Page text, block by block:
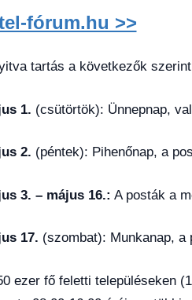
fórum.hu >>
tartás a következők
1. (csütörtök): Ünnepnap,
2. (péntek): Pihenőnap, a
3. – május 16.: A posták a
17. (szombat): Munkanap,
ezer fő feletti településeken